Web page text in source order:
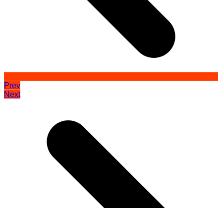
Prev
Next